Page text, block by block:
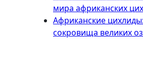
мира африканских
Африканские цихлиды:
сокровища великих